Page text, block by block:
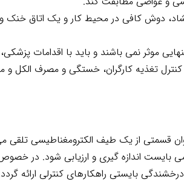
گشاد، دوش کافی در محیط کار و یک اتاق خنک
موثر نمی باشند و باید با اقدامات
تغذیه کارگران، خستگی و مصرف الکل و
از یک طیف الکترومغناطیسی تلقی می شود که بین طول
بایست اندازه گیری و ارزیابی شود. در
بایستی راهکارهای کنترلی ارائه